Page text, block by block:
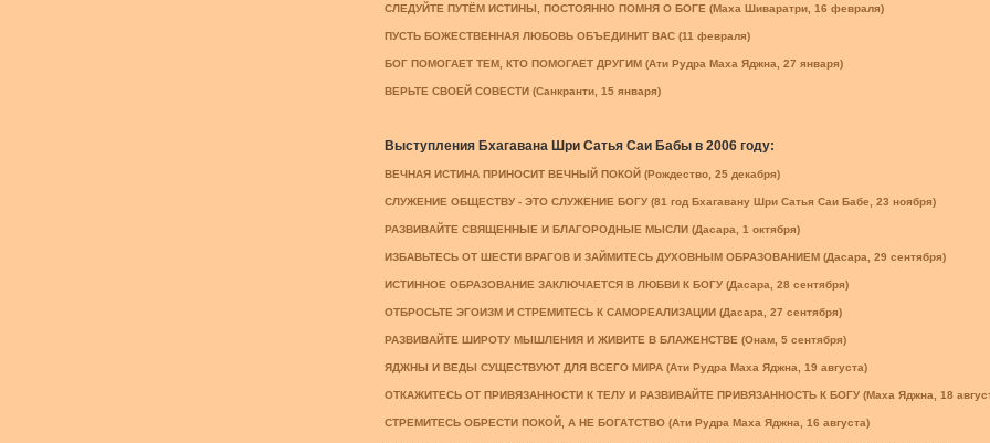
СЛЕДУЙТЕ ПУТЁМ ИСТИНЫ, ПОСТОЯННО ПОМНЯ О БОГЕ (Маха Шиваратри, 16 февраля)
ПУСТЬ БОЖЕСТВЕННАЯ ЛЮБОВЬ ОБЪЕДИНИТ ВАС (11 февраля)
БОГ ПОМОГАЕТ ТЕМ, КТО ПОМОГАЕТ ДРУГИМ (Ати Рудра Маха Яджна, 27 января)
ВЕРЬТЕ СВОЕЙ СОВЕСТИ (Санкранти, 15 января)
Выступления Бхагавана Шри Сатья Саи Бабы в 2006 году:
ВЕЧНАЯ ИСТИНА ПРИНОСИТ ВЕЧНЫЙ ПОКОЙ (Рождество, 25 декабря)
СЛУЖЕНИЕ ОБЩЕСТВУ - ЭТО СЛУЖЕНИЕ БОГУ (81 год Бхагавану Шри Сатья Саи Бабе, 23 ноября)
РАЗВИВАЙТЕ СВЯЩЕННЫЕ И БЛАГОРОДНЫЕ МЫСЛИ (Дасара, 1 октября)
ИЗБАВЬТЕСЬ ОТ ШЕСТИ ВРАГОВ И ЗАЙМИТЕСЬ ДУХОВНЫМ ОБРАЗОВАНИЕМ (Дасара, 29 сентября)
ИСТИННОЕ ОБРАЗОВАНИЕ ЗАКЛЮЧАЕТСЯ В ЛЮБВИ К БОГУ (Дасара, 28 сентября)
ОТБРОСЬТЕ ЭГОИЗМ И СТРЕМИТЕСЬ К САМОРЕАЛИЗАЦИИ (Дасара, 27 сентября)
РАЗВИВАЙТЕ ШИРОТУ МЫШЛЕНИЯ И ЖИВИТЕ В БЛАЖЕНСТВЕ (Онам, 5 сентября)
ЯДЖНЫ И ВЕДЫ СУЩЕСТВУЮТ ДЛЯ ВСЕГО МИРА (Ати Рудра Маха Яджна, 19 августа)
ОТКАЖИТЕСЬ ОТ ПРИВЯЗАННОСТИ К ТЕЛУ И РАЗВИВАЙТЕ ПРИВЯЗАННОСТЬ К БОГУ (Маха Яджна, 18
СТРЕМИТЕСЬ ОБРЕСТИ ПОКОЙ, А НЕ БОГАТСТВО (Ати Рудра Маха Яджна, 16 августа)